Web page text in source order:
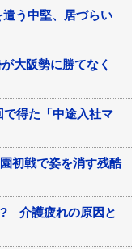
う中堅、居づらい
大阪勢に勝てなく
得た「中途入社マ
初戦で姿を消す残酷
? 介護疲れの原因と